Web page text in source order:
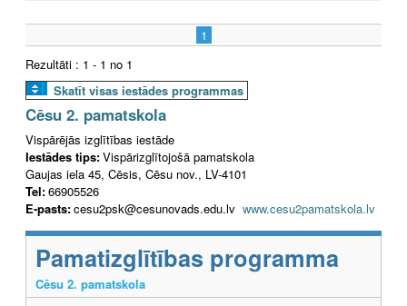
1
Rezultāti : 1 - 1 no 1
Skatīt visas iestādes programmas
Cēsu 2. pamatskola
Vispārējās izglītības iestāde
Iestādes tips:Vispārizglītojošā pamatskola
Gaujas iela 45, Cēsis, Cēsu nov., LV-4101
Tel:66905526
E-pasts:cesu2psk@cesunovads.edu.lv www.cesu2pamatskola.lv
Pamatizglītības programma
Cēsu 2. pamatskola